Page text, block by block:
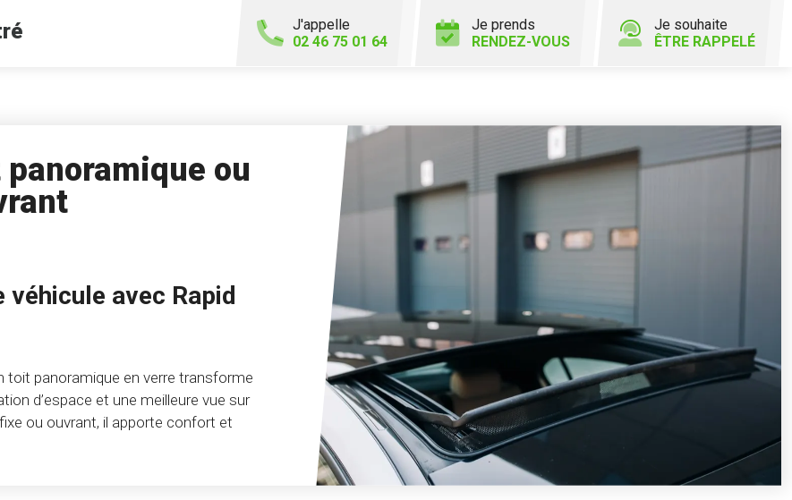
J'appelle
02 46 75 01 64
Je prends
RENDEZ-VOUS
Je souhaite
ÊTRE RAPPELÉ
ou
avec Rapid
toit panoramique en verre transforme
d’espace et une meilleure vue sur
ou ouvrant, il apporte confort et